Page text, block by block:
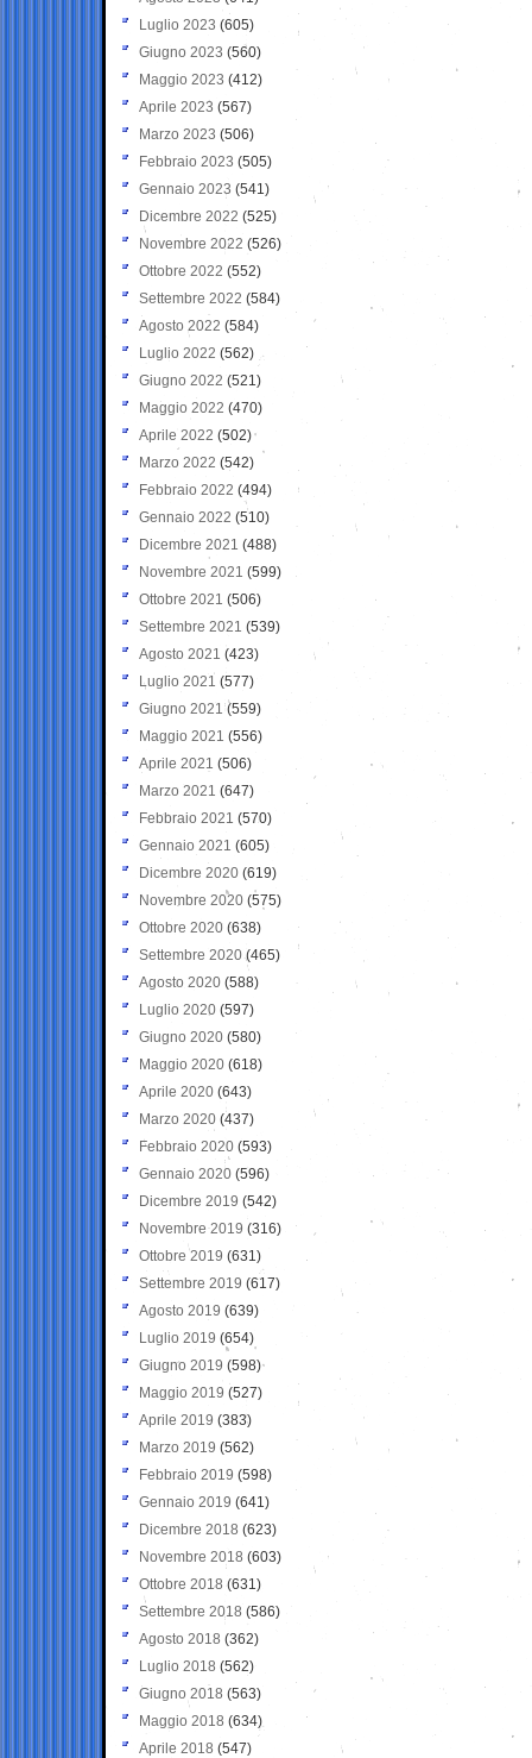
Luglio 2023 (605)
Giugno 2023 (560)
Maggio 2023 (412)
Aprile 2023 (567)
Marzo 2023 (506)
Febbraio 2023 (505)
Gennaio 2023 (541)
Dicembre 2022 (525)
Novembre 2022 (526)
Ottobre 2022 (552)
Settembre 2022 (584)
Agosto 2022 (584)
Luglio 2022 (562)
Giugno 2022 (521)
Maggio 2022 (470)
Aprile 2022 (502)
Marzo 2022 (542)
Febbraio 2022 (494)
Gennaio 2022 (510)
Dicembre 2021 (488)
Novembre 2021 (599)
Ottobre 2021 (506)
Settembre 2021 (539)
Agosto 2021 (423)
Luglio 2021 (577)
Giugno 2021(559)
Maggio 2021 (556)
Aprile 2021 (506)
Marzo 2021 (647)
Febbraio 2021 (570)
Gennaio 2021 (605)
Dicembre 2020 (619)
Novembre 2020 (575)
Ottobre 2020 (638)
Settembre 2020(465)
Agosto 2020 (588)
Luglio 2020 (597)
Giugno 2020 (580)
Maggio 2020 (618)
Aprile 2020 (643)
Marzo 2020 (437)
Febbraio 2020 (593)
Gennaio 2020 (596)
Dicembre 2019 (542)
Novembre 2019 (316)
Ottobre 2019 (631)
Settembre 2019 (617)
Agosto 2019 (639)
Luglio 2019 (654)
Giugno 2019 (598)
Maggio 2019 (527)
Aprile 2019 (383)
Marzo 2019 (562)
Febbraio 2019 (598)
Gennaio 2019 (641)
Dicembre 2018 (623)
Novembre 2018 (603)
Ottobre 2018 (631)
Settembre 2018 (586)
Agosto 2018 (362)
Luglio 2018 (562)
Giugno 2018 (563)
Maggio 2018 (634)
Aprile 2018 (547)